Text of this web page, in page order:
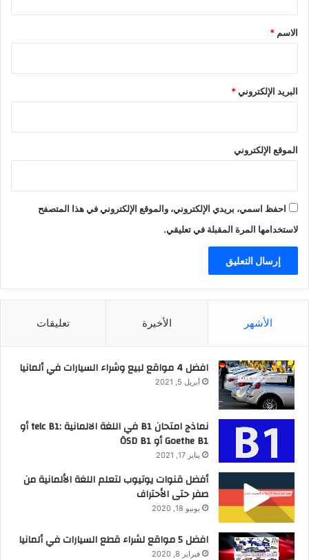
*
الاسم *
البريد الإلكتروني*
الموقع الإلكتروني
احفظ اسمي، بريدي الإلكتروني، والموقع الإلكتروني في هذا المتصفح
لاستخدامها المرة المقبلة في تعليقي.
الأشهر الأخيرة تعليقات
افضل 4 مواقع لبيع وشراء السيارات في ألمانيا
أبريل 5, 2021
نماذج امتحان B1 في اللغة الالمانية :telc B1 أو
Goethe B1 أو ÖSD B1
يناير 17, 2021
أفضل قنوات يوتيوب لتعلم اللغة الألمانية من
صفر حتى الأحتراف
يونيو 18, 2020
افضل 5 مواقع لشراء قطع السيارات في ألمانيا
فبراير 8, 2020